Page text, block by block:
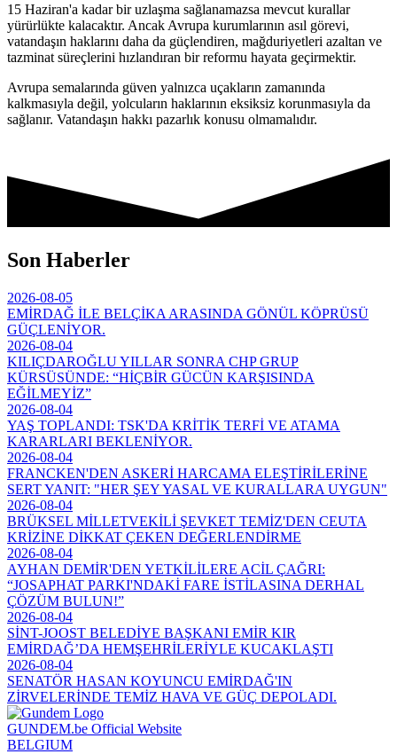
15 Haziran'a kadar bir uzlaşma sağlanamazsa mevcut kurallar
yürürlükte kalacaktır. Ancak Avrupa kurumlarının asıl görevi,
vatandaşın haklarını daha da güçlendiren, mağduriyetleri azaltan ve
tazminat süreçlerini hızlandıran bir reformu hayata geçirmektir.
Avrupa semalarında güven yalnızca uçakların zamanında
kalkmasıyla değil, yolcuların haklarının eksiksiz korunmasıyla da
sağlanır. Vatandaşın hakkı pazarlık konusu olmamalıdır.
Son Haberler
2026-08-05
EMİRDAĞ İLE BELÇİKA ARASINDA GÖNÜL KÖPRÜSÜ
GÜÇLENİYOR.
2026-08-04
KILIÇDAROĞLU YILLAR SONRA CHP GRUP
KÜRSÜSÜNDE: “HİÇBİR GÜCÜN KARŞISINDA
EĞİLMEYİZ”
2026-08-04
YAŞ TOPLANDI: TSK'DA KRİTİK TERFİ VE ATAMA
KARARLARI BEKLENİYOR.
2026-08-04
FRANCKEN'DEN ASKERİ HARCAMA ELEŞTİRİLERİNE
SERT YANIT: "HER ŞEY YASAL VE KURALLARA UYGUN"
2026-08-04
BRÜKSEL MİLLETVEKİLİ ŞEVKET TEMİZ'DEN CEUTA
KRİZİNE DİKKAT ÇEKEN DEĞERLENDİRME
2026-08-04
AYHAN DEMİR'DEN YETKİLİLERE ACİL ÇAĞRI:
“JOSAPHAT PARKI'NDAKİ FARE İSTİLASINA DERHAL
ÇÖZÜM BULUN!”
2026-08-04
SİNT-JOOST BELEDİYE BAŞKANI EMİR KIR
EMİRDAĞ’DA HEMŞEHRİLERİYLE KUCAKLAŞTI
2026-08-04
SENATÖR HASAN KOYUNCU EMİRDAĞ'IN
ZİRVELERİNDE TEMİZ HAVA VE GÜÇ DEPOLADI.
GUNDEM.be Official Website
BELGIUM